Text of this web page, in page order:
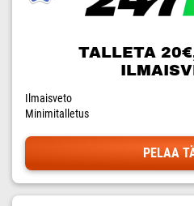
TALLETA
Ilmaisveto
Minimitalletus
PELAA